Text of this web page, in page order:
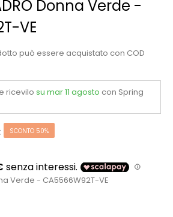
Donna Verde -
VE
può essere acquistato con COD
e ricevilo su mar 11 agosto con Spring
SCONTO 50%
Verde - CA5566W92T-VE